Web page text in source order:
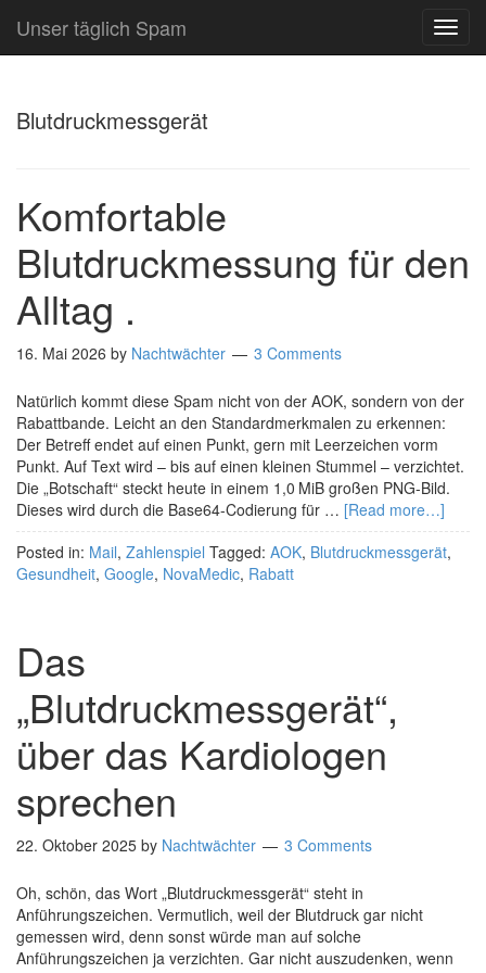
Unser täglich Spam
Blutdruckmessgerät
Komfortable
Blutdruckmessung für den
Alltag .
16. Mai 2026 by Nachtwächter 3 Comments
Natürlich kommt diese Spam nicht von der AOK, sondern von der
Rabattbande. Leicht an den Standardmerkmalen zu erkennen:
Der Betreff endet auf einen Punkt, gern mit Leerzeichen vorm
Punkt. Auf Text wird – bis auf einen kleinen Stummel – verzichtet.
Die „Botschaft“ steckt heute in einem 1,0 MiB großen PNG-Bild.
Dieses wird durch die Base64-Codierung für … [Read more…]
Posted in: Mail, Zahlenspiel Tagged: AOK, Blutdruckmessgerät,
Gesundheit, Google, NovaMedic, Rabatt
Das
„Blutdruckmessgerät“,
über das Kardiologen
sprechen
22. Oktober 2025 by Nachtwächter 3 Comments
Oh, schön, das Wort „Blutdruckmessgerät“ steht in
Anführungszeichen. Vermutlich, weil der Blutdruck gar nicht
gemessen wird, denn sonst würde man auf solche
Anführungszeichen ja verzichten. Gar nicht auszudenken, wenn